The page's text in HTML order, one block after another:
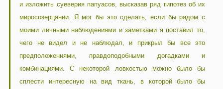
и изложить суеверия папуасов, высказав ряд гипотез об их
миросозерцании. Я мог бы это сделать, если бы рядом с
моими личными наблюдениями и заметками я поставил то,
чего не видел и не наблюдал, и прикрыл бы все это
предположениями, правдоподобными догадками и
комбинациями. С некоторой ловкостью можно было бы
сплести интересную на вид ткань, в которой было бы